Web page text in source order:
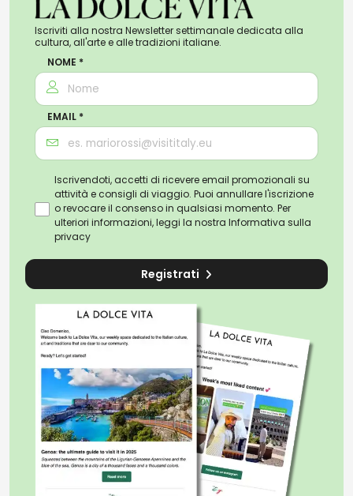
Iscriviti alla nostra Newsletter settimanale dedicata alla
cultura, all'arte e alle tradizioni italiane.
NOME *
EMAIL *
Iscrivendoti, accetti di ricevere email promozionali su
attività e consigli di viaggio. Puoi annullare l'iscrizione
o revocare il consenso in qualsiasi momento. Per
ulteriori informazioni, leggi la nostra Informativa sulla
privacy
Registrati